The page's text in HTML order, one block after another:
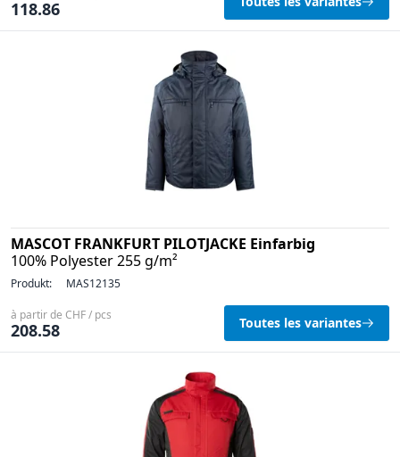
118.86
MASCOT FRANKFURT PILOTJACKE Einfarbig
100% Polyester 255 g/m²
Produkt: MAS12135
à partir de CHF / pcs
208.58 Toutes les variantes